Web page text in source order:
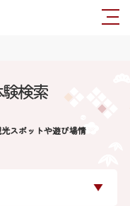
検索
スポットや遊び場情